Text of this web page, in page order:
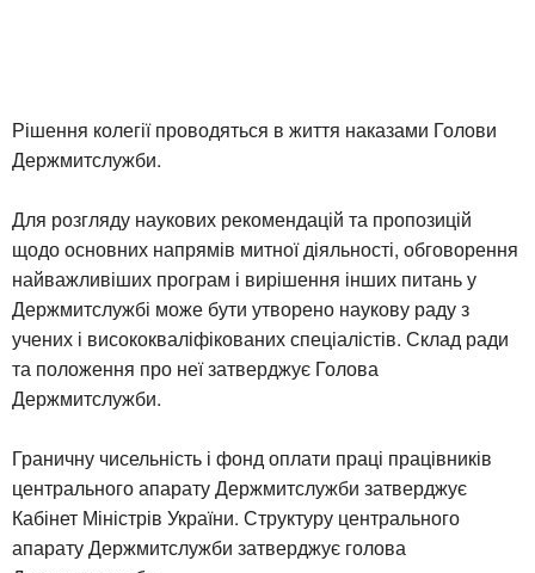
Рішення колегії проводяться в життя наказами Голови
Держмитслужби.
Для розгляду наукових рекомендацій та пропозицій
щодо основних напрямів митної діяльності, обговорення
найважливіших програм і вирішення інших питань у
Держмитслужбі може бути утворено наукову раду з
учених і висококваліфікованих спеціалістів. Склад ради
та положення про неї затверджує Голова
Держмитслужби.
Граничну чисельність і фонд оплати праці працівників
центрального апарату Держмитслужби затверджує
Кабінет Міністрів України. Структуру центрального
апарату Держмитслужби затверджує голова